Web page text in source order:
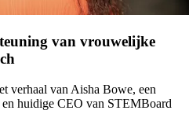
van vrouwelijke
verhaal van Aisha Bowe, een
huidige CEO van STEMBoard